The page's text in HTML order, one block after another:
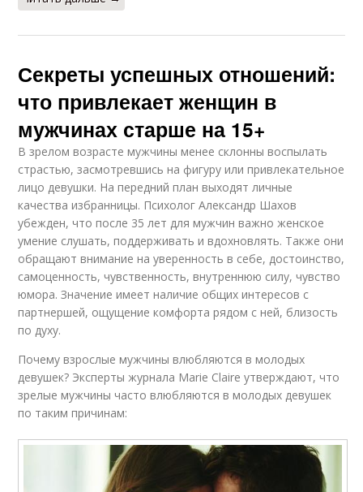
Секреты успешных отношений:
что привлекает женщин в
мужчинах старше на 15+
В зрелом возрасте мужчины менее склонны воспылать
страстью, засмотревшись на фигуру или привлекательное
лицо девушки. На передний план выходят личные
качества избранницы. Психолог Александр Шахов
убежден, что после 35 лет для мужчин важно женское
умение слушать, поддерживать и вдохновлять. Также они
обращают внимание на уверенность в себе, достоинство,
самоценность, чувственность, внутреннюю силу, чувство
юмора. Значение имеет наличие общих интересов с
партнершей, ощущение комфорта рядом с ней, близость
по духу.
Почему взрослые мужчины влюбляются в молодых
девушек? Эксперты журнала Marie Claire утверждают, что
зрелые мужчины часто влюбляются в молодых девушек
по таким причинам: